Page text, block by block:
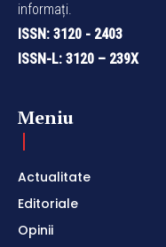
informați.
ISSN: 3120 - 2403
ISSN-L: 3120 – 239X
Meniu
Actualitate
Editoriale
Opinii